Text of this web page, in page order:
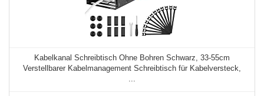
Kabelkanal Schreibtisch Ohne Bohren Schwarz, 33-55cm
Verstellbarer Kabelmanagement Schreibtisch für Kabelversteck,